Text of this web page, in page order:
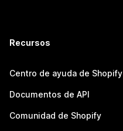
Recursos
Centro de ayuda de Shopify
Documentos de API
Comunidad de Shopify